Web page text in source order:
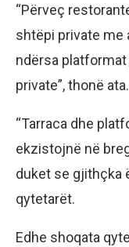
“Përveç
shtëpi private me
ndërsa
private”, thonë ata.
“Tarraca dhe
ekzistojnë në
duket se gjithçka
qytetarët.
Edhe shoqata